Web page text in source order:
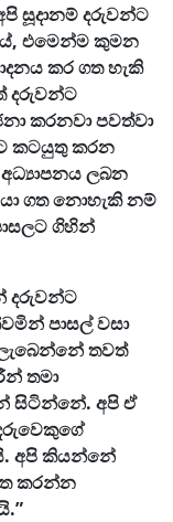
සූදානම් දරුවන්ට
එමෙන්ම කුමන
කර ගත හැකි
දරුවන්ට
කරනවා පවත්වා
කටයුතු කරන
ලබන
ගත නොහැකි නම්
ගිහින්
දරුවන්ට
පාසල් වසා
තවත්
තමා
සිටින්නේ. අපි ඒ
අපි කියන්නේ
කරන්න